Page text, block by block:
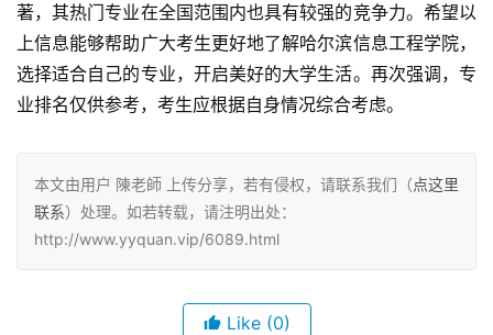
著，其热门专业在全国范围内也具有较强的竞争力。希望以
上信息能够帮助广大考生更好地了解哈尔滨信息工程学院，
选择适合自己的专业，开启美好的大学生活。再次强调，专
业排名仅供参考，考生应根据自身情况综合考虑。
本文由用户 陳老師 上传分享，若有侵权，请联系我们（点这里
联系）处理。如若转载，请注明出处：
http://www.yyquan.vip/6089.html
Like (0)